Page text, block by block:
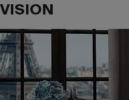
VISION